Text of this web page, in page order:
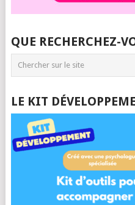
QUE RECHERCHEZ-
LE KIT